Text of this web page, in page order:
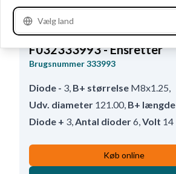
F032333993 - Ensretter
Brugsnummer333993
Diode - 3 B+ størrelse M8x1.25
Udv. diameter 121.00, B+ længde
Diode + 3 Antal dioder6 Volt 14
Køb online
Vælg land